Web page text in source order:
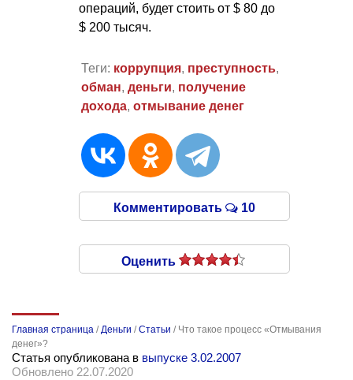
операций, будет стоить от $ 80 до
$ 200 тысяч.
Теги: коррупция, преступность,
обман, деньги, получение
дохода, отмывание денег
Комментировать 10
Оценить
Главная страница /Деньги /Статьи / Что такое процесс «Отмывания
денег»?
Статья опубликована в выпуске 3.02.2007
Обновлено 22.07.2020